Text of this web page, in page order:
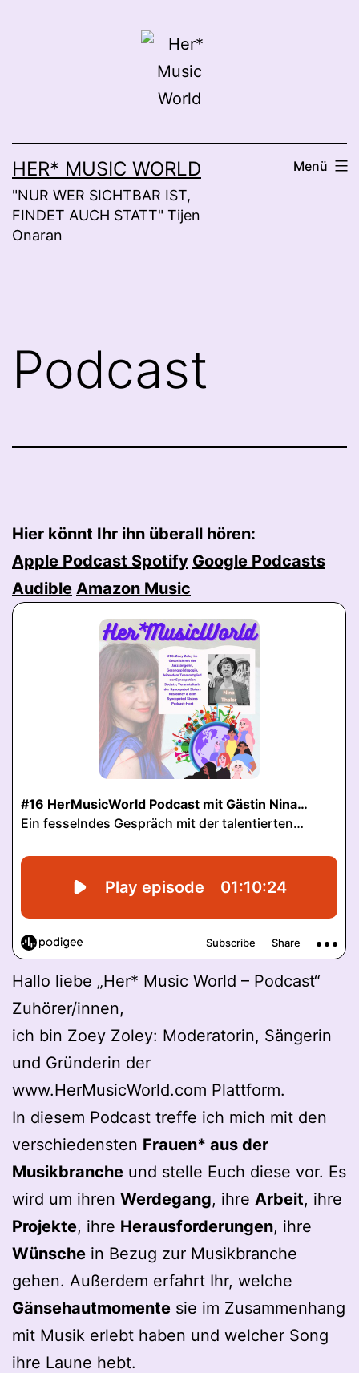
HER* MUSIC WORLD
"NUR WER SICHTBAR IST,
FINDET AUCH STATT" Tijen
Onaran
Menü
Podcast
Hier könnt Ihr ihn überall hören:
Apple Podcast Spotify Google Podcasts
Audible Amazon Music
Hallo liebe „Her* Music World – Podcast“
Zuhörer/innen,
ich bin Zoey Zoley: Moderatorin, Sängerin
und Gründerin der
www.HerMusicWorld.com Plattform.
In diesem Podcast treffe ich mich mit den
verschiedensten Frauen* aus der
Musikbranche und stelle Euch diese vor. Es
wird um ihren Werdegang, ihre Arbeit, ihre
Projekte, ihre Herausforderungen, ihre
Wünsche in Bezug zur Musikbranche
gehen. Außerdem erfahrt Ihr, welche
Gänsehautmomente sie im Zusammenhang
mit Musik erlebt haben und welcher Song
ihre Laune hebt.